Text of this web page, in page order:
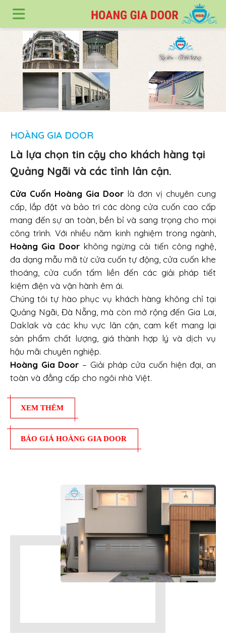
HOÀNG GIA DOOR
Là lựa chọn tin cậy cho khách hàng tại
Quảng Ngãi và các tỉnh lân cận.
Cửa Cuốn Hoàng Gia Door là đơn vị chuyên cung
cấp, lắp đặt và bảo trì các dòng cửa cuốn cao cấp
mang đến sự an toàn, bền bỉ và sang trọng cho mọi
công trình. Với nhiều năm kinh nghiệm trong ngành,
Hoàng Gia Door không ngừng cải tiến công nghệ,
đa dạng mẫu mã từ cửa cuốn tự động, cửa cuốn khe
thoáng, cửa cuốn tấm liền đến các giải pháp tiết
kiệm điện và vận hành êm ái.
Chúng tôi tự hào phục vụ khách hàng không chỉ tại
Quảng Ngãi, Đà Nẵng, mà còn mở rộng đến Gia Lai,
Daklak và các khu vực lân cận, cam kết mang lại
sản phẩm chất lượng, giá thành hợp lý và dịch vụ
hậu mãi chuyên nghiệp.
Hoàng Gia Door – Giải pháp cửa cuốn hiện đại, an
toàn và đẳng cấp cho ngôi nhà Việt.
XEM THÊM
BÁO GIÁ HOÀNG GIA DOOR